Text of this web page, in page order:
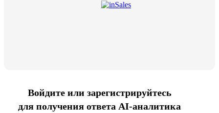
Войдите или зарегистрируйтесь
для получения ответа AI-аналитика